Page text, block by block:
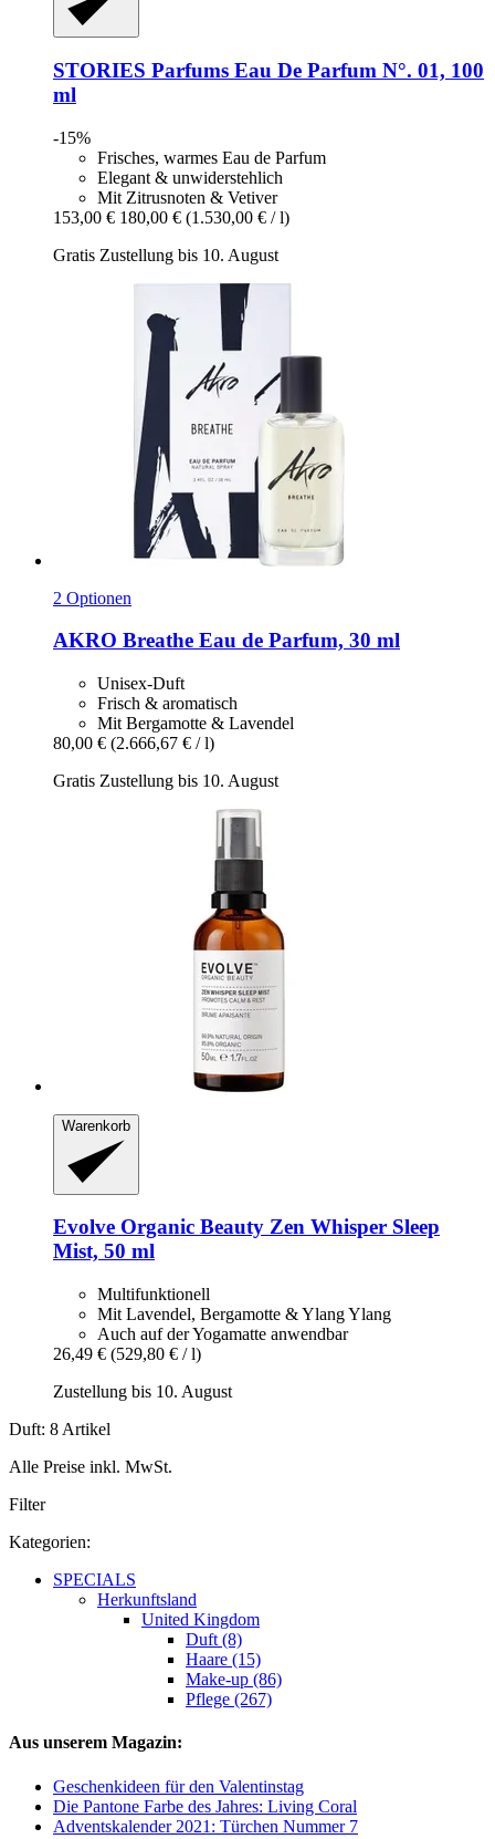
STORIES Parfums Eau De Parfum N°. 01, 100
ml
-15%
Frisches, warmes Eau de Parfum
Elegant & unwiderstehlich
Mit Zitrusnoten & Vetiver
153,00 € 180,00 € (1.530,00 € / l)
Gratis Zustellung bis 10. August
2 Optionen
AKRO Breathe Eau de Parfum, 30 ml
Unisex-Duft
Frisch & aromatisch
Mit Bergamotte & Lavendel
80,00 € (2.666,67 € / l)
Gratis Zustellung bis 10. August
Warenkorb
Evolve Organic Beauty Zen Whisper Sleep
Mist, 50 ml
Multifunktionell
Mit Lavendel, Bergamotte & Ylang Ylang
Auch auf der Yogamatte anwendbar
26,49 € (529,80 € / l)
Zustellung bis 10. August
Duft: 8 Artikel
Alle Preise inkl. MwSt.
Filter
Kategorien:
SPECIALS
Herkunftsland
United Kingdom
Duft (8)
Haare (15)
Make-up (86)
Pflege (267)
Aus unserem Magazin:
Geschenkideen für den Valentinstag
Die Pantone Farbe des Jahres: Living Coral
Adventskalender 2021: Türchen Nummer 7